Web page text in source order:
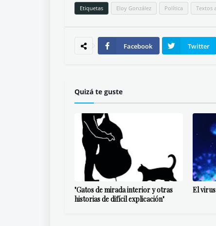
Etiquetas Eloy González Política Textos
Facebook Twitter
Quizá te guste
"Gatos de mirada interior y otras
historias de difícil explicación"
El virus